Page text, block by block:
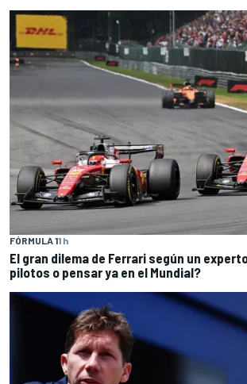
FÓRMULA 11 h
El gran dilema de Ferrari según un
pilotos o pensar ya en el Mundial?